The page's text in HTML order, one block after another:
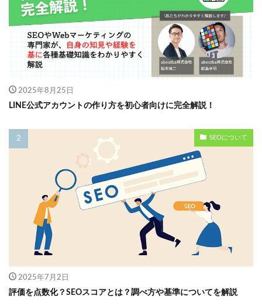
2025年8月25日
LINE公式アカウントの作り方を初心者向けに完全解説！
SEOについて
2025年7月2日
評価を点数化？SEOスコアとは？調べ方や基準についてを解説